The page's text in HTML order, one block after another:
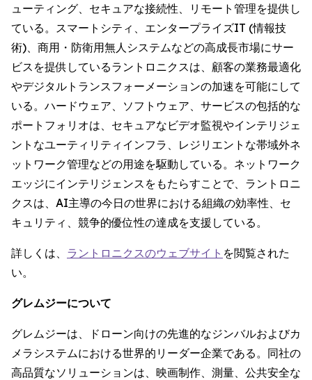
ューティング、セキュアな接続性、リモート管理を提供し
ている。スマートシティ、エンタープライズIT (情報技
術)、商用・防衛用無人システムなどの高成長市場にサー
ビスを提供しているラントロニクスは、顧客の業務最適化
やデジタルトランスフォーメーションの加速を可能にして
いる。ハードウェア、ソフトウェア、サービスの包括的な
ポートフォリオは、セキュアなビデオ監視やインテリジェ
ントなユーティリティインフラ、レジリエントな帯域外ネ
ットワーク管理などの用途を駆動している。ネットワーク
エッジにインテリジェンスをもたらすことで、ラントロニ
クスは、AI主導の今日の世界における組織の効率性、セ
キュリティ、競争的優位性の達成を支援している。
詳しくは、 ラントロニクスのウェブサイト を閲覧された
い。
グレムジーについて
グレムジーは、ドローン向けの先進的なジンバルおよびカ
メラシステムにおける世界的リーダー企業である。同社の
高品質なソリューションは、映画制作、測量、公共安全な